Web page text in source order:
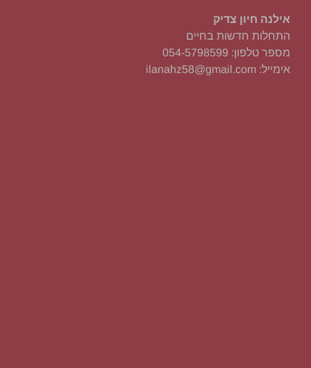
אילנה חיון צדיק
התחלות חדשות בחיים
מספר טלפון: 054-5798599
אימייל: ilanahz58@gmail.com